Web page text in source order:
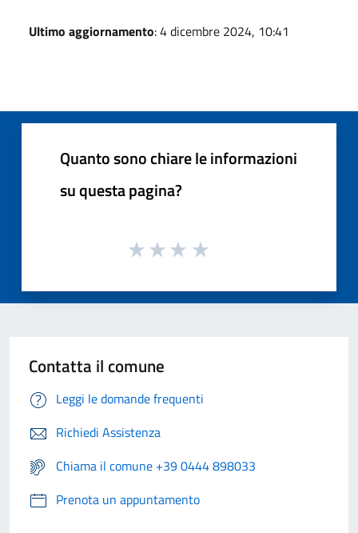
Ultimo aggiornamento: 4 dicembre 2024, 10:41
Quanto sono chiare le informazioni
su questa pagina?
Contatta il comune
Leggi le domande frequenti
Richiedi Assistenza
Chiama il comune +39 0444 898033
Prenota un appuntamento